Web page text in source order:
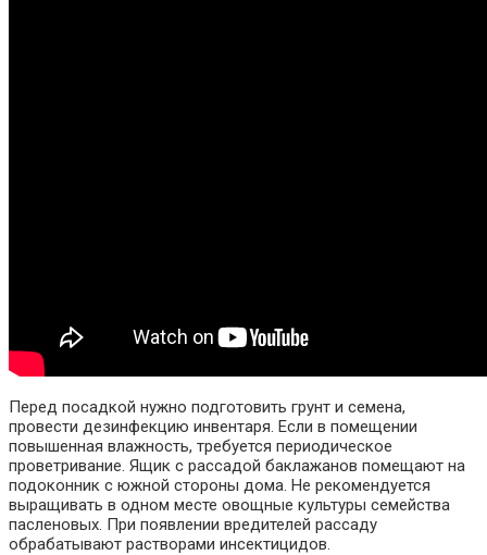
Перед посадкой нужно подготовить грунт и семена,
провести дезинфекцию инвентаря. Если в помещении
повышенная влажность, требуется периодическое
проветривание. Ящик с рассадой баклажанов помещают на
подоконник с южной стороны дома. Не рекомендуется
выращивать в одном месте овощные культуры семейства
пасленовых. При появлении вредителей рассаду
обрабатывают растворами инсектицидов.